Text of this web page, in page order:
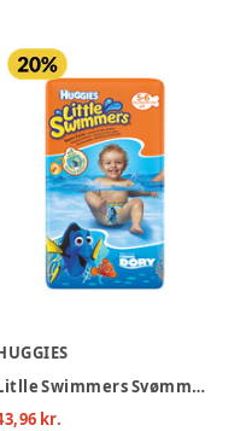
Litlle Swimmers Svømmebleer (5/6)
kr.